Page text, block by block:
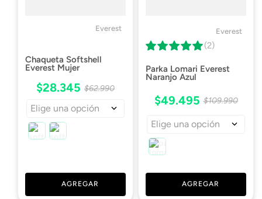
Everest
Chaqueta Softshell
Everest Mujer
$28.345 $62.990
Elige una opción
AGREGAR
Everest
(2)
Parka Lomari Everest
Naranjo Azul
$49.495 $109.990
Elige una opción
AGREGAR